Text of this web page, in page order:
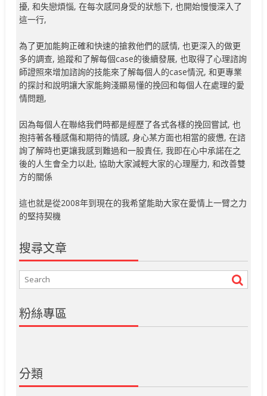
擾, 和失戀煩惱, 在每次感同身受的狀態下, 也開始慢慢深入了
這一行,
為了更加能夠正確和快速的搶救他們的感情, 也更深入的做更
多的調查, 追蹤和了解每個case的後續發展, 也取得了心理諮詢
師證照來增加諮詢的技能來了解每個人的case情況, 和更專業
的探討和說明讓大家能夠淺顯易懂的挽回和每個人在處理的愛
情問題,
因為每個人在聯絡我們時都是經歷了各式各樣的挽回嘗試, 也
抱持著各種感傷和期待的情感, 身心某方面也相當的疲憊, 在諮
詢了解時也更讓我感到難過和一股責任, 我即在心中承諾在之
後的人生會全力以赴, 協助大家減輕大家的心理壓力, 和改善雙
方的關係
這也就是從2008年到現在的我希望能助大家在愛情上一臂之力
的堅持契機
搜尋文章
粉絲專區
分類